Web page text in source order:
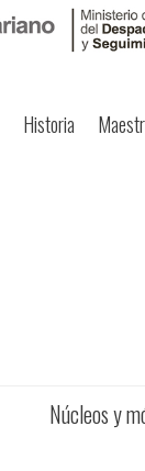
Historia
Núcleos y